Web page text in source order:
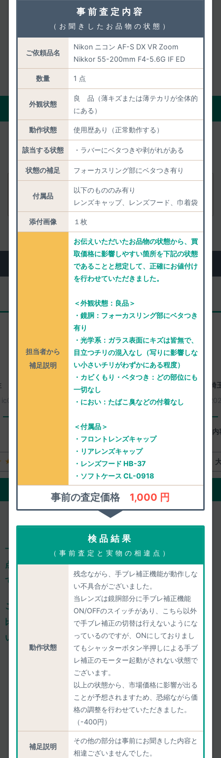
事前査定内容
（お聞きしたお品物の状態）
ご依頼品名
Nikon ニコン AF-S DX VR Zoom
Nikkor 55-200mm F4-5.6G IF ED
数量 1 点
外観状態
良 品（薄キズまたは薄テカリが全体的
にある）
動作状態 使用歴あり（正常動作する）
該当する状態 ・ラバーにベタつきや剥がれがある
状態の補足 フォーカスリング部にベタつき有り
付属品
以下のもののみ有り
レンズキャップ、レンズフード、巾着袋
添付画像 １枚
担当者から
補足説明
お伝えいただいたお品物の状態から、買
取価格に影響しやすい箇所を下記の状態
であることと想定して、正確にお値付け
を行わせていただきました。
＜外観状態：良品＞
・鏡胴：フォーカスリング部にベタつき
有り
・光学系：ガラス表面にキズは皆無で、
目立つチリの混入なし（写りに影響しな
い小さいチリがわずかにある程度）
・カビくもり・ベタつき：どの部位にも
一切なし
・におい：たばこ臭などの付着なし
＜付属品＞
・フロントレンズキャップ
・リアレンズキャップ
・レンズフード HB-37
・ソフトケース CL-0918
事前の査定価格 1,000 円
検品結果
（事前査定と実物の相違点）
動作状態
残念ながら、手ブレ補正機能が動作しな
い不具合がございました。
当レンズは鏡胴部分に手ブレ補正機能
ON/OFFのスイッチがあり、こちら以外
で手ブレ補正の切替は行えないようにな
っているのですが、ONにしておりまし
てもシャッターボタン半押しによる手ブ
レ補正のモーター起動がされない状態で
ございます。
以上の状態から、市場価格に影響が出る
ことが予想されますため、恐縮ながら価
格の調整を行わせていただきました。
（-400円）
補足説明
その他の部分は事前にお聞きした内容と
相違ございませんでした。
5.6G IF ED の参考情報＞
公式ホームページ
現在の正確な買取価格を聞く
あとからの減額がないよう「状態・付属品・市場動
向」を踏まえて 正確に事前査定いたします。
Nikon AF-S DX VR Zoom Nikkor 55-200mm
F4-5.6G IF ED
査定依頼
実際にお売りいただいた方のご感想
ic0221
リピーター様
愛知県名古屋市天白区
2026年08月08日
買取番号：ic0249
査定などの素早さ。
大体満足 ★★★★☆
埼
査定
一心堂は、減額ありきの「買取上限価格」を掲載せず、
点一点、きちんと事前査定し、正確な査定価格をご案内し
ております。
ご依頼のひと手間はおかけするのですが、
確かな価格での
比較検討や気軽な相談ができるからこそ、 納得してお任せ
いただけ、高い満足度につながっております。
皆様の満足度 4.85 /5.00
2026年08月07日までのご評価 の平均値
お客様の声をもっと見る